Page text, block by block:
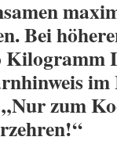
Bei
zum